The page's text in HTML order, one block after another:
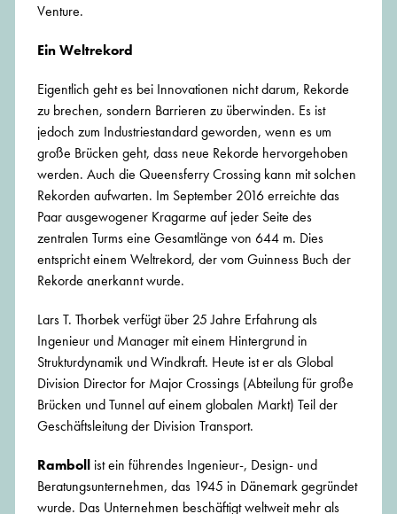
Venture.
Ein Weltrekord
Eigentlich geht es bei Innovationen nicht darum, Rekorde
zu brechen, sondern Barrieren zu überwinden. Es ist
jedoch zum Industriestandard geworden, wenn es um
große Brücken geht, dass neue Rekorde hervorgehoben
werden. Auch die Queensferry Crossing kann mit solchen
Rekorden aufwarten. Im September 2016 erreichte das
Paar ausgewogener Kragarme auf jeder Seite des
zentralen Turms eine Gesamtlänge von 644 m. Dies
entspricht einem Weltrekord, der vom Guinness Buch der
Rekorde anerkannt wurde.
Lars T. Thorbek verfügt über 25 Jahre Erfahrung als
Ingenieur und Manager mit einem Hintergrund in
Strukturdynamik und Windkraft. Heute ist er als Global
Division Director for Major Crossings (Abteilung für große
Brücken und Tunnel auf einem globalen Markt) Teil der
Geschäftsleitung der Division Transport.
Ramboll ist ein führendes Ingenieur-, Design- und
Beratungsunternehmen, das 1945 in Dänemark gegründet
wurde. Das Unternehmen beschäftigt weltweit mehr als